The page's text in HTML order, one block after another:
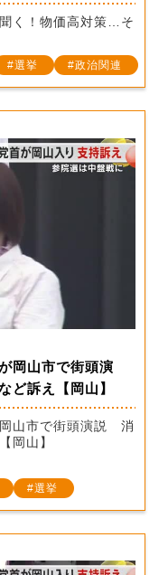
く！物価高対策…そ
選挙 政治関連
岡山市で街頭演
訴え【岡山】
岡山市で街頭演説 消
岡山】
選挙